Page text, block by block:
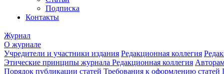
Подписка
Контакты
Журнал
О журнале
Учредители и участники издания Редакционная коллегия
Этические принципы журнала Редакционная коллегия
Порядок публикации статей Требования к оформлению статей